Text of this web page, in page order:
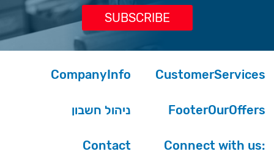
CompanyInfo CustomerServices
ניהול חשבון FooterOurOffers
Contact Connect with us: